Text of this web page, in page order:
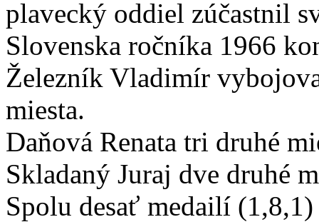
plavecký oddiel zúčastnil
Slovenska ročníka 1966
Železník Vladimír
miesta.
Daňová Renata tri druhé
Skladaný Juraj dve druhé
Spolu desať medailí (1,8,1)